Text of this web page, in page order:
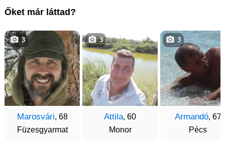
Őket már láttad?
Marosvári, 68
Füzesgyarmat
3
Attila, 60
Monor
3
Armandó, 67
Pécs
3